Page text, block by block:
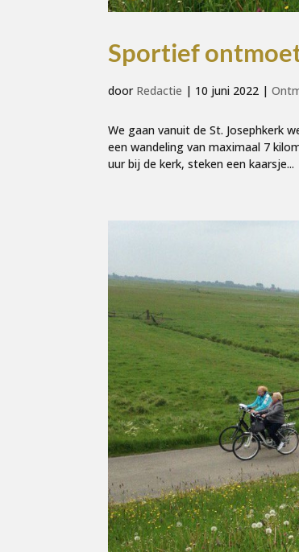
Sportief
door Redactie | 10 juni 2022 |
We gaan vanuit de St. Josephkerk
een wandeling van maximaal 7
uur bij de kerk, steken een kaarsje...